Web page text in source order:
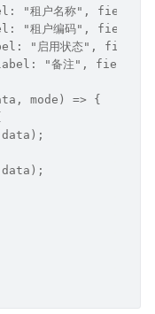
"租户名称", field:
"租户编码", field:
"启用状态", field:
"备注", field:
mode) => {